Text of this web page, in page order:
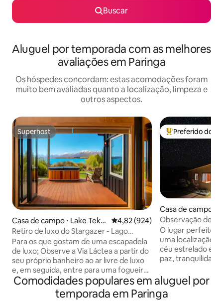
Buscar
Aluguel por temporada com as melhores
avaliações em Paringa
Os hóspedes concordam: estas acomodações foram
muito bem avaliadas quanto a localização, limpeza e
outros aspectos.
Superhost
Superhost
Casa de campo ⋅ Lake Teka
po
4,82 de uma avaliação média de
4,82 (924)
Retiro de luxo do Stargazer - Lago
Tekapo
Para os que gostam de uma escapadela
de luxo; Observe a Via Láctea a partir do
seu próprio banheiro ao ar livre de luxo
e, em seguida, entre para uma fogueira
quente. Desfrute do conforto de uma
cama king size com roupa de cama de
luxo, olhando diretamente para o lago e
Entre os
Preferido dos
Casa de campo ⋅
Observação de
hidromassagem
e Tekapo!
O lugar perfeito
uma localização
céu estrelado e
paz,
em uma
acres em uma
tem vistas
Comodidades populares em aluguel por
temporada em Paringa